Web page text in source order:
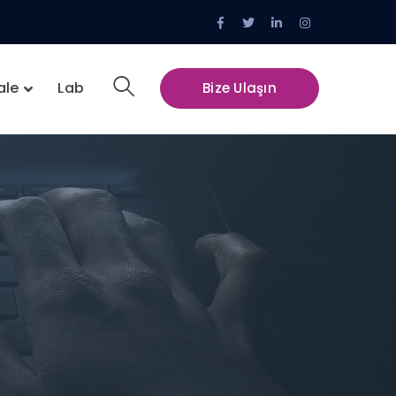
Facebook
Profile
Twitter
Profile
LinkedIn
Profile
Instagram
Profile
Bize Ulaşın
Lab